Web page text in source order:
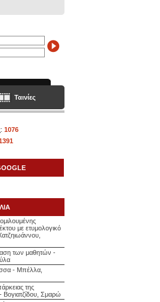
Ταινίες
1076
με ετυμολογικό
των μαθητών -
- Μπέλλα,
της
Βογιατζίδου, Σμαρώ